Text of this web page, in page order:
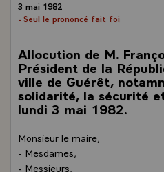
3 mai 1982
- Seul le prononcé fait foi
Allocution de M.
Président de la
ville de Guérêt,
solidarité, la sécurité
lundi 3 mai 1982.
Monsieur le maire,
- Mesdames,
- Messieurs,